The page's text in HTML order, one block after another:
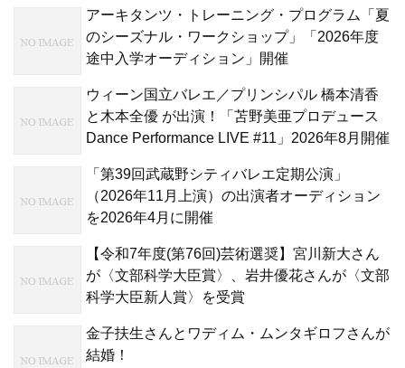
アーキタンツ・トレーニング・プログラム「夏
のシーズナル・ワークショップ」「2026年度
途中入学オーディション」開催
ウィーン国立バレエ／プリンシパル 橋本清香
と木本全優 が出演！「苫野美亜プロデュース
Dance Performance LIVE #11」2026年8月開催
「第39回武蔵野シティバレエ定期公演」
（2026年11月上演）の出演者オーディション
を2026年4月に開催
【令和7年度(第76回)芸術選奨】宮川新大さん
が〈文部科学大臣賞〉、岩井優花さんが〈文部
科学大臣新人賞〉を受賞
金子扶生さんとワディム・ムンタギロフさんが
結婚！